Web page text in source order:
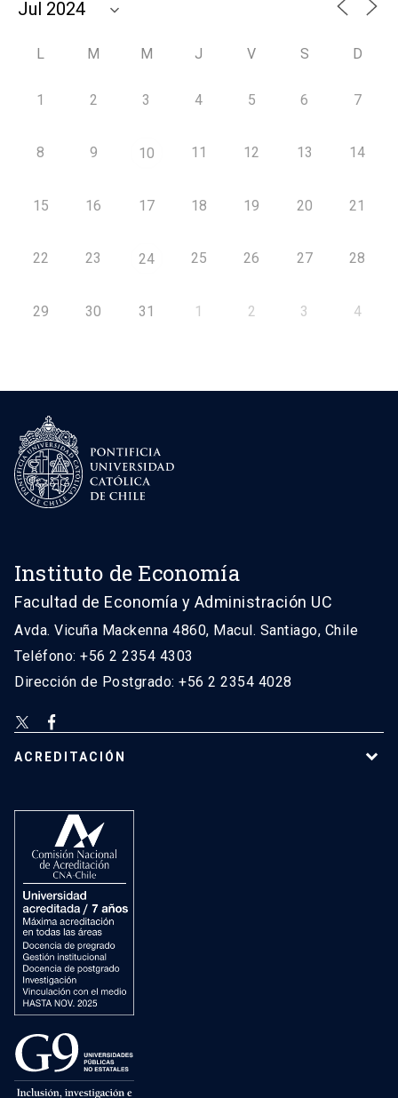
L M M J V S D
1 2 3 4 5 6 7
8 9 10 11 12 13 14
15 16 17 18 19 20 21
22 23 24 25 26 27 28
29 30 31 1 2 3 4
Instituto de Economía
Facultad de Economía y Administración UC
Avda. Vicuña Mackenna 4860, Macul. Santiago, Chile
Teléfono: +56 2 2354 4303
Dirección de Postgrado: +56 2 2354 4028
ACREDITACIÓN